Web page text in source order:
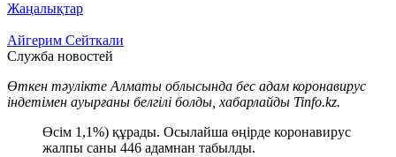
Жаңалықтар
Айгерим Сейткали
Служба новостей
Өткен тәулікте Алматы облысында бес адам коронавирус
індетімен ауырғаны белгілі болды, хабарлайды Tinfo.kz.
Өсім 1,1%) құрады. Осылайша өңірде коронавирус
жалпы саны 446 адамнан табылды.